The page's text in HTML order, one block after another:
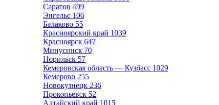
Саратов 499
Энгельс 106
Балаково 55
Красноярский край 1039
Красноярск 647
Минусинск 70
Норильск 57
Кемеровская область — Кузбасс 1029
Кемерово 255
Новокузнецк 236
Прокопьевск 52
Алтайский край 1015